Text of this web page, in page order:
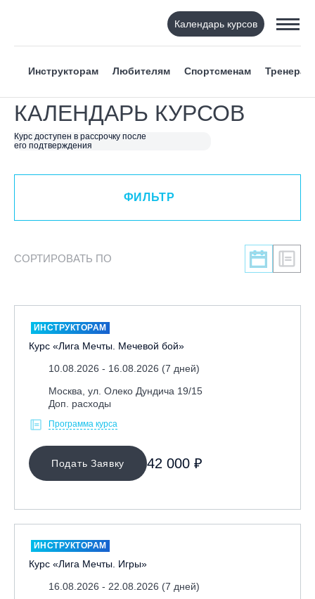
Календарь курсов
Инструкторам Любителям Спортсменам Тренерам
КАЛЕНДАРЬ КУРСОВ
Курс доступен в рассрочку после
его подтверждения
ФИЛЬТР
ВИД СПОРТА
Я ХОЧУ
КАТЕГОРИЯ
ЛЕКТОР
МЕСТО ПРОВЕДЕНИЯ
ФИЛЬТР
СОРТИРОВАТЬ ПО
ИНСТРУКТОРАМ
Курс «Лига Мечты. Мечевой бой»
10.08.2026 - 16.08.2026 (7 дней)
Москва, ул. Олеко Дундича 19/15
Доп. расходы
Программа курса
Подать Заявку 42 000 ₽
ИНСТРУКТОРАМ
Курс «Лига Мечты. Игры»
16.08.2026 - 22.08.2026 (7 дней)